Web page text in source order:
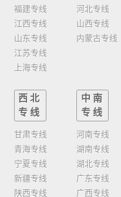
福建专线
江西专线
山东专线
江苏专线
上海专线
河北专线
山西专线
内蒙古专线
西北
专线
甘肃专线
青海专线
宁夏专线
新疆专线
陕西专线
中南
专线
河南专线
湖南专线
湖北专线
广东专线
广西专线